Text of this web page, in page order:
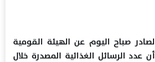
صباح اليوم عن الهيئة القومية
عدد الرسائل الغذائية المصدرة خلال